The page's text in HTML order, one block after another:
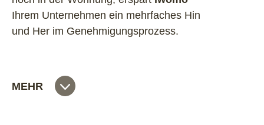
Ihrem Unternehmen ein mehrfaches Hin
und Her im Genehmigungsprozess.
Am Ende des Workflows wird der
MEHR